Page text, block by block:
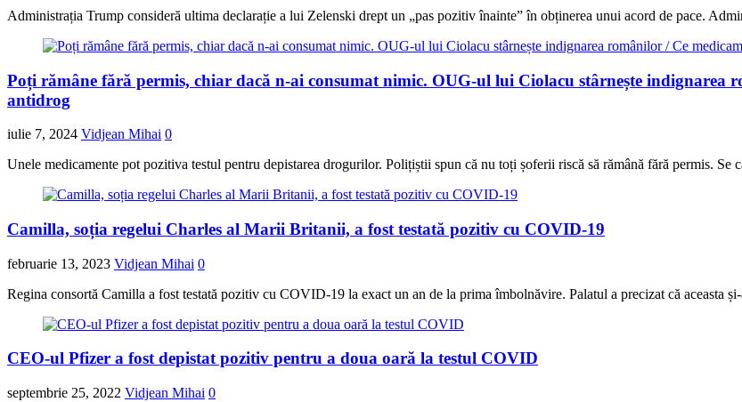
Administrația Trump consideră ultima declarație a lui Zelenski drept un „pas pozitiv înainte” în obținerea unui acord de pace.
Poți rămâne fără permis, chiar dacă n-ai consumat nimic. OUG-ul lui Ciolacu stârnește indignarea
antidrog
iulie 7, 2024 Vidjean Mihai 0
Unele medicamente pot pozitiva testul pentru depistarea drogurilor. Polițiștii spun că nu toți șoferii riscă să rămână fără permis. Se
Camilla, soția regelui Charles al Marii Britanii, a fost testată pozitiv cu COVID-19
februarie 13, 2023 Vidjean Mihai 0
Regina consortă Camilla a fost testată pozitiv cu COVID-19 la exact un an de la prima îmbolnăvire. Palatul a precizat că aceasta
CEO-ul Pfizer a fost depistat pozitiv pentru a doua oară la testul COVID
septembrie 25, 2022 Vidjean Mihai 0